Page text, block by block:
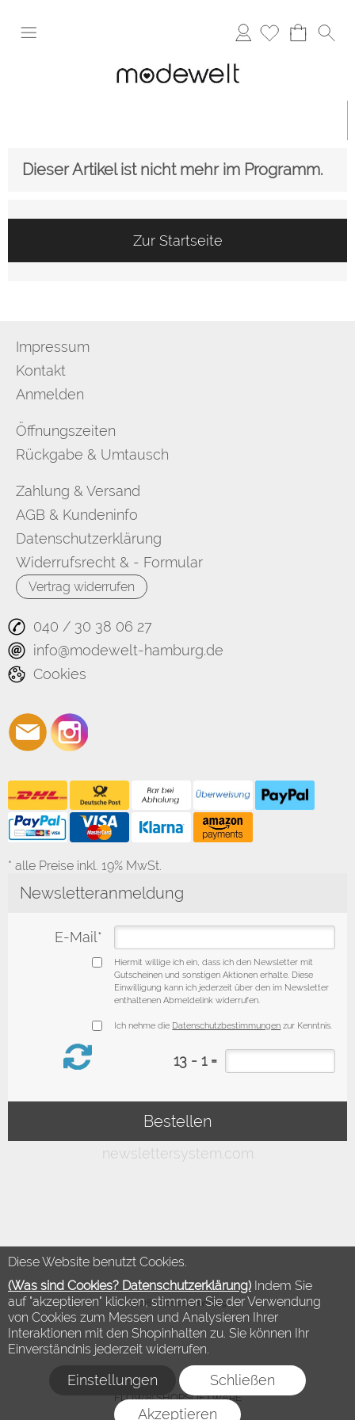
Diese Website benutzt Cookies.
(Was sind Cookies? Datenschutzerklärung) Indem Sie
auf "akzeptieren" klicken, stimmen Sie der Verwendung
von Cookies zum Messen und Analysieren Ihrer
Interaktionen mit den Shopinhalten zu. Sie können Ihr
Einverständnis jederzeit widerrufen.
Einstellungen Schließen
Akzeptieren
Anmelden
Dieser Artikel ist nicht mehr im Programm.
Zur Startseite
Impressum
Kontakt
Anmelden
Öffnungszeiten
Rückgabe & Umtausch
Zahlung & Versand
AGB & Kundeninfo
Datenschutzerklärung
Widerrufsrecht & - Formular
Vertrag widerrufen
040 / 30 38 06 27
info@modewelt-hamburg.de
Cookies
* alle Preise inkl. 19% MwSt.
©2018 Modewelt Hamburg
FLOW® SHOPSOFTWARE